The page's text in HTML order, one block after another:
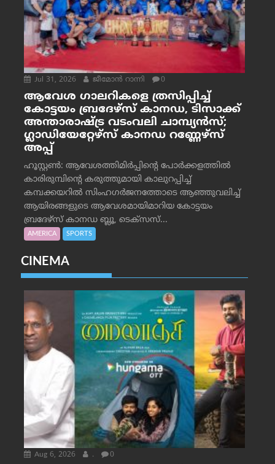
Jul 31, 2026 ജീമോന്‍ റാന്നി 0
ആവേശ ഗാലറികളെ ത്രസിപ്പിച്ച്
കോട്ടയം ബ്രദേഴ്‌സ് കാനഡ, ടിസാക്ക്
അന്താരാഷ്ട്ര വടംവലി ചാമ്പ്യന്‍സ്;
ഗ്ലാഡിയേറ്റേഴ്‌സ് കാനഡ റണ്ണേഴ്‌സ്
അപ്പ്
ഹൂസ്റ്റണ്‍: ആവേശത്തിമിര്‍പ്പിന്റെ പോര്‍ക്കളത്തില്‍
കാരിരുമ്പിന്റെ കരുത്തുമായി കാലുറപ്പിച്ച്
കമ്പക്കയറില്‍ സിംഹഗര്‍ജനത്തോടെ ആഞ്ഞുവലിച്ച്
ആയിരങ്ങളുടെ ആവേശമായിമാറിയ കോട്ടയം
ബ്രദേഴ്‌സ് കാനഡ ബ്ലൂ, ടെക്‌സസ്...
AMERICA SPORTS
CINEMA
Aug 6, 2026 . 0